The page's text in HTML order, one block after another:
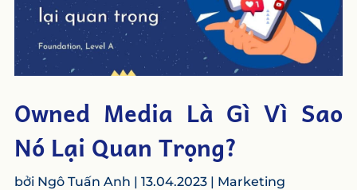
Owned Media Là Gì Vì Sao
Nó Lại Quan Trọng?
bởi Ngô Tuấn Anh | 13.04.2023| Marketing